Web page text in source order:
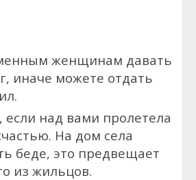
женщинам давать
иначе можете отдать
над вами пролетела
На дом села
беде, это предвещает
из жильцов.